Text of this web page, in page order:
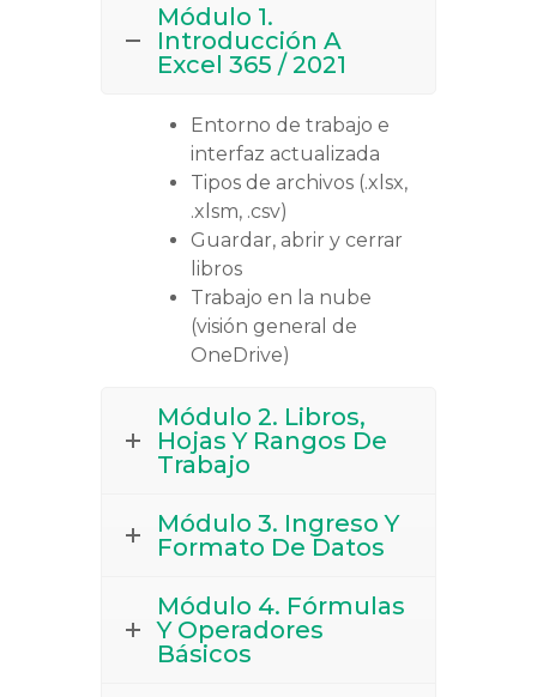
Módulo 1.
Introducción A
Excel 365 / 2021
Entorno de trabajo e
interfaz actualizada
Tipos de archivos (.xlsx,
.xlsm, .csv)
Guardar, abrir y cerrar
libros
Trabajo en la nube
(visión general de
OneDrive)
Módulo 2. Libros,
Hojas Y Rangos De
Trabajo
Módulo 3. Ingreso Y
Formato De Datos
Módulo 4. Fórmulas
Y Operadores
Básicos